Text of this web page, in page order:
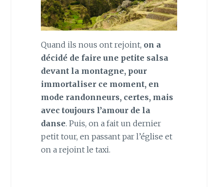
Quand ils nous ont rejoint, on a
décidé de faire une petite salsa
devant la montagne, pour
immortaliser ce moment, en
mode randonneurs, certes, mais
avec toujours l’amour de la
danse. Puis, on a fait un dernier
petit tour, en passant par l’église et
on a rejoint le taxi.